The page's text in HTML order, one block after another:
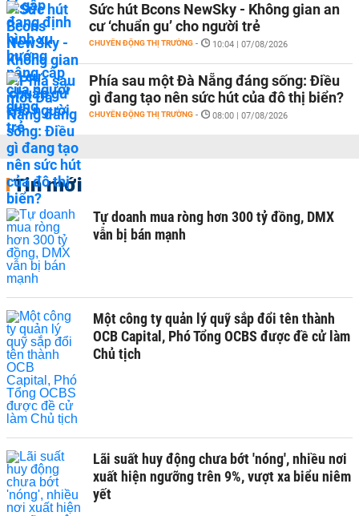
Sức hút Bcons NewSky - Không gian an
cư ‘chuẩn gu’ cho người trẻ
CHUYỂN ĐỘNG THỊ TRƯỜNG - 10:04 | 07/08/2026
Phía sau một Đà Nẵng đáng sống: Điều
gì đang tạo nên sức hút của đô thị biển?
CHUYỂN ĐỘNG THỊ TRƯỜNG - 08:00 | 07/08/2026
Tin mới
Tự doanh mua ròng hơn 300 tỷ đồng, DMX
vẫn bị bán mạnh
Một công ty quản lý quỹ sắp đổi tên thành
OCB Capital, Phó Tổng OCBS được đề cử làm
Chủ tịch
Lãi suất huy động chưa bớt 'nóng', nhiều nơi
xuất hiện ngưỡng trên 9%, vượt xa biểu niêm
yết